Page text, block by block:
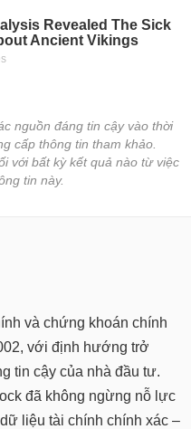
nguồn đáng tin cậy vào thời
cấp thông tin tham khảo.
với bất kỳ kết quả nào từ việc
tin này.
và chứng khoán chính
với định hướng trở
tin cậy của nhà đầu tư.
đã không ngừng nỗ lực
liệu tài chính chính xác –